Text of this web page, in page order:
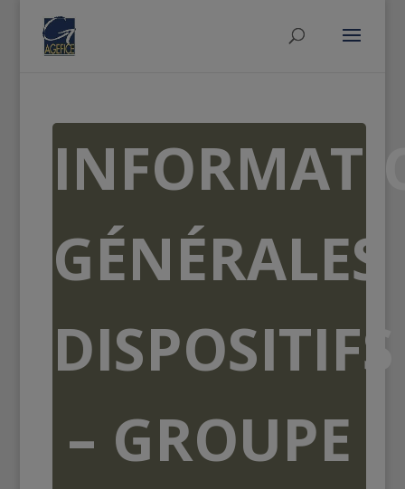
GÉNÉRALES
DISPOSITIFS
– GROUPE